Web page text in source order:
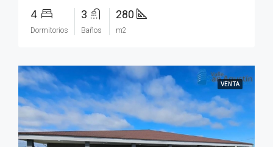
4
Dormitorios
3
Baños
280
m2
VENTA